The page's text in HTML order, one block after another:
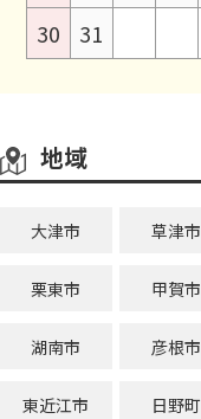
30
31
地域
大津市 草津市
栗東市 甲賀市
湖南市 彦根市
東近江市 日野町